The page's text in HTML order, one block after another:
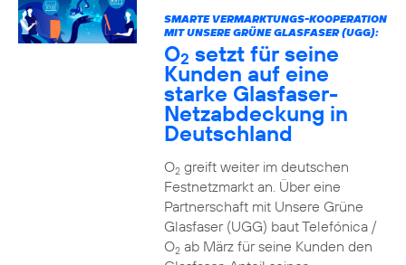
SMARTE VERMARKTUNGS-KOOPERATION
MIT UNSERE GRÜNE GLASFASER (UGG):
O2 setzt für seine
Kunden auf eine
starke Glasfaser-
Netzabdeckung in
Deutschland
O2greift weiter im deutschen
Festnetzmarkt an. Über eine
Partnerschaft mit Unsere Grüne
Glasfaser (UGG) baut Telefónica /
O2ab März für seine Kunden den